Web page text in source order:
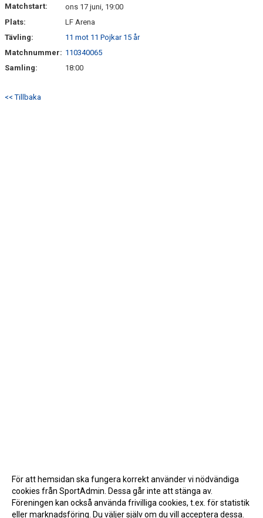
KONTAKT
MEDLEMSKAP
Matchstart:
ons 17 juni, 19:00
Plats:
LF Arena
Tävling:
11 mot 11 Pojkar 15 år
Matchnummer: 110340065
Samling:
18:00
<< Tillbaka
För att hemsidan ska fungera korrekt använder vi nödvändiga
cookies från SportAdmin. Dessa går inte att stänga av.
Föreningen kan också använda frivilliga cookies, t.ex. för statistik
eller marknadsföring. Du väljer själv om du vill acceptera dessa.